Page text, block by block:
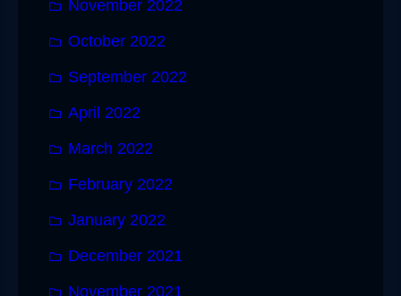
November 2022
October 2022
September 2022
April 2022
March 2022
February 2022
January 2022
December 2021
November 2021